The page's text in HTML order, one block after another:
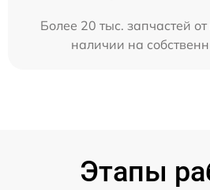
Более 20 тыс. запчастей
наличии на
Этапы